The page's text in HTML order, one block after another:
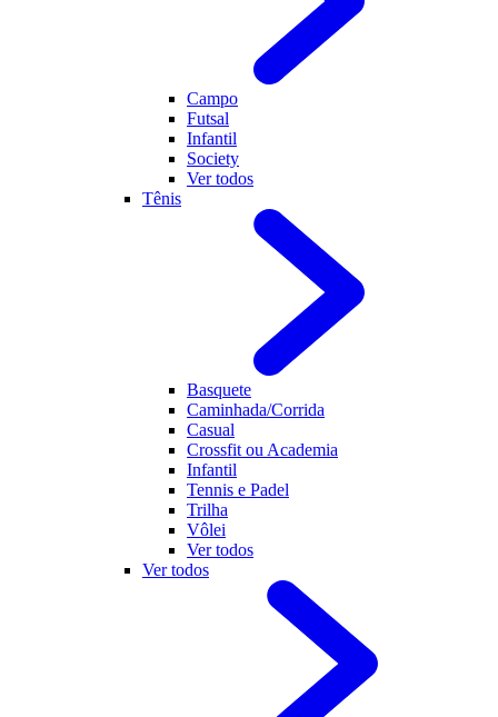
Campo
Futsal
Infantil
Society
Ver todos
Tênis
Basquete
Caminhada/Corrida
Casual
Crossfit ou Academia
Infantil
Tennis e Padel
Trilha
Vôlei
Ver todos
Ver todos